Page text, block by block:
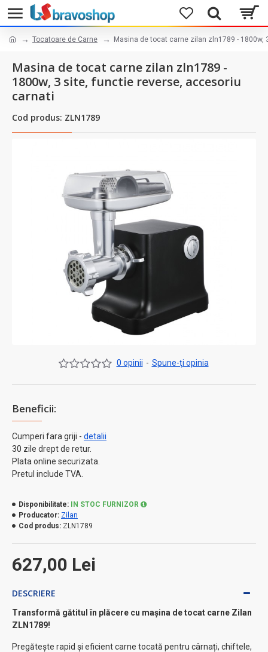
Tocatoare de Carne Masina de tocat carne zilan zln1789 -
Masina de tocat carne zilan zln1789 -
1800w, 3 site, functie reverse, accesoriu
carnati
Cod produs: ZLN1789
Beneficii:
Cumperi fara griji - detalii
30 zile drept de retur.
Plata online securizata.
Pretul include TVA.
0 opinii - Spune-ţi opinia
627,00 Lei
Disponibilitate:
IN STOC FURNIZOR
Producator: Zilan
Cod produs: ZLN1789
DESCRIERE
Transformă gătitul în plăcere cu mașina de tocat carne Zilan
ZLN1789!
Pregătește rapid și eficient carne tocată pentru cârnați, chiftele,